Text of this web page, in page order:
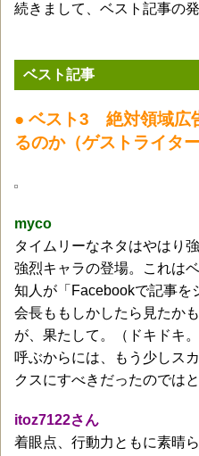
続きまして、ベスト記事の発
ベスト記事
● ベスト3 絶対領域広
るのか（ゲストライター
myco
タイムリーなネタはやはり
強烈キャラの登場。これは
知人が「Facebookで記事を
会長ももしかしたら見たか
が、果たして。（ドキドキ
呼ぶからには、もう少しス
クスにすべきだったのでは
itoz7122さん
着眼点、行動力ともに素晴